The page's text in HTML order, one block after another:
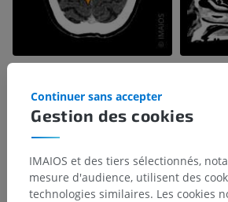
Gestion des cookies
Continuer sans accepter
IMAIOS et des tiers sélectionnés,
mesure d'audience, utilisent des
technologies similaires. Les cookies